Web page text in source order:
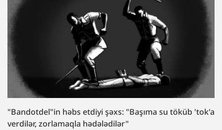
"Bandotdel"in həbs etdiyi şəxs: "Başıma su töküb 'tok'a
verdilər, zorlamaqla hədələdilər"